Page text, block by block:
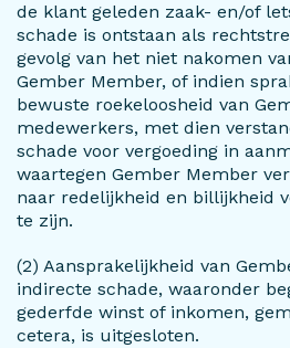
de klant geleden zaak- en/of
schade is ontstaan als
gevolg van het niet nakomen
Gember Member, of indien
bewuste roekeloosheid van
medewerkers, met dien
schade voor vergoeding in
waartegen Gember Member
naar redelijkheid en billijkheid
te zijn.
(2) Aansprakelijkheid van
indirecte schade, waaronder
gederfde winst of inkomen,
cetera, is uitgesloten.